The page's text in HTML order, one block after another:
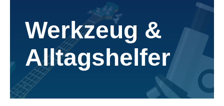
Dinge
News
Videos
Werkzeug &
Alltagshelfer